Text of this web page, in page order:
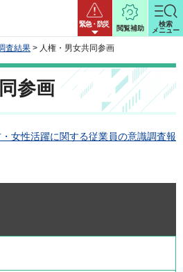
緊急・防災
閲覧補助
検索
メニュー
査結果 > 人権・男女共同参画
参画
女性活躍に関する従業員の意識調査報